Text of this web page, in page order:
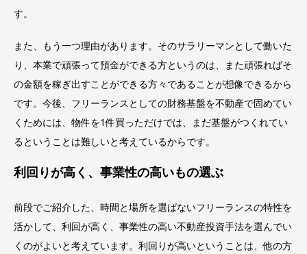
す。
また、もう一つ理由があります。そのサラリーマンとして働いた
り、本業で頑張って預金ができる方というのは、また頑張ればそ
の金額を稼ぎ出すことができる方々であることが想像できるから
です。今後、フリーランスとしての財務基盤を不動産で固めてい
くためには、物件を1件買っただけでは、まだ基盤がつくれてい
るということは難しいと考えているからです。
利回りが高く、事業性の高いもの選ぶ
前段でご紹介した、時間と場所を選ばないフリーランスの特性を
活かして、利回が高く、事業性の高い不動産投資手法を選んでい
くのがよいと考えています。利回りが高いということは、他の方